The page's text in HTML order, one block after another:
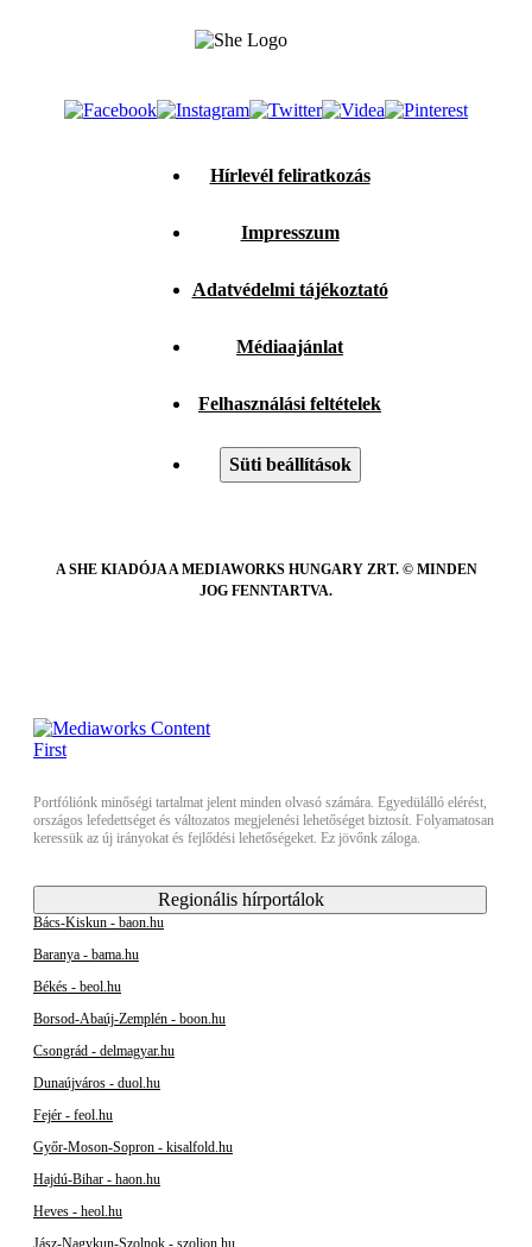
Hírlevél feliratkozás
Impresszum
Adatvédelmi tájékoztató
Médiaajánlat
Felhasználási feltételek
Süti beállítások
A SHE KIADÓJA A MEDIAWORKS HUNGARY ZRT. © MINDEN
JOG FENNTARTVA.
Portfóliónk minőségi tartalmat jelent minden olvasó számára. Egyedülálló elérést,
országos lefedettséget és változatos megjelenési lehetőséget biztosít. Folyamatosan
keressük az új irányokat és fejlődési lehetőségeket. Ez jövőnk záloga.
Regionális hírportálok
Bács-Kiskun - baon.hu
Baranya - bama.hu
Békés - beol.hu
Borsod-Abaúj-Zemplén - boon.hu
Csongrád - delmagyar.hu
Dunaújváros - duol.hu
Fejér - feol.hu
Győr-Moson-Sopron - kisalfold.hu
Hajdú-Bihar - haon.hu
Heves - heol.hu
Jász-Nagykun-Szolnok - szoljon.hu